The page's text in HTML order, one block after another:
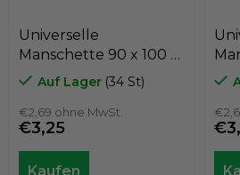
Universelle
Manschette 90 x 100 x
6,8 K21 PU, Kastas
Auf Lager (34 St)
€2,69 ohne MwSt.
€3,25
5